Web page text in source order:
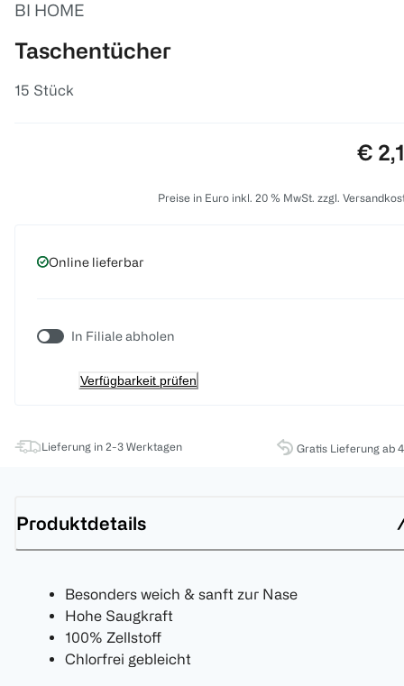
BI HOME
Taschentücher
15 Stück
€
Preise in Euro inkl. 20 % MwSt. zzgl.
Online lieferbar
In Filiale abholen
Verfügbarkeit prüfen
Lieferung in 2-3 Werktagen Gratis Lieferung ab
Produktdetails
Besonders weich & sanft zur Nase
Hohe Saugkraft
100% Zellstoff
Chlorfrei gebleicht